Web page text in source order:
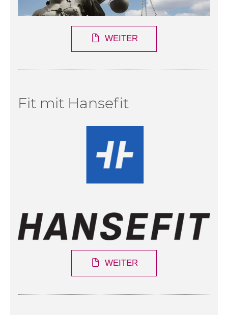
WEITER
Fit mit Hansefit
WEITER